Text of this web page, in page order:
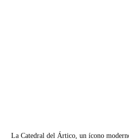
La Catedral del Ártico, un ícono